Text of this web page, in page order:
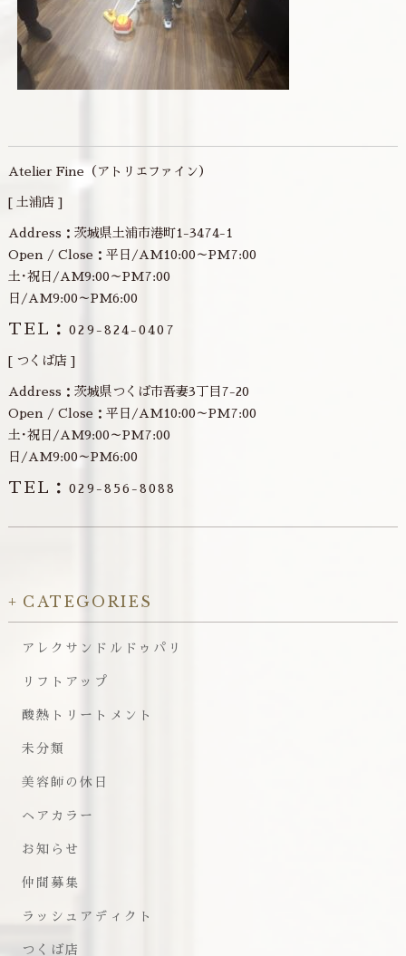
Atelier Fine（アトリエファイン）
[ 土浦店 ]
Address：茨城県土浦市港町1-3474-1
Open / Close：平日/AM10:00～PM7:00
土･祝日/AM9:00～PM7:00
日/AM9:00～PM6:00
TEL：029-824-0407
[ つくば店 ]
Address：茨城県つくば市吾妻3丁目7-20
Open / Close：平日/AM10:00～PM7:00
土･祝日/AM9:00～PM7:00
日/AM9:00～PM6:00
TEL：029-856-8088
CATEGORIES
アレクサンドルドゥパリ
リフトアップ
酸熱トリートメント
未分類
美容師の休日
ヘアカラー
お知らせ
仲間募集
ラッシュアディクト
つくば店